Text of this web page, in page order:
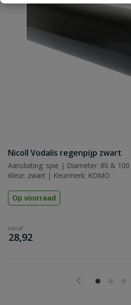
Beoordeling versturen
Nicoll Vodalis regenpijp zwart
Aansluiting: spie | Diameter: 80 &
Kleur: zwart | Keurmerk: KOMO
Op voorraad
vanaf
€
28,92